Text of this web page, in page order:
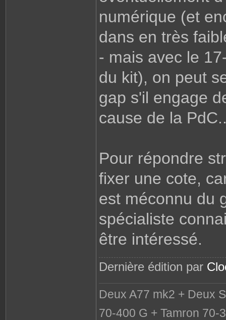
numérique (et
dans en très
- mais avec le
du kit), on peut
gap s'il engage
cause de la
Pour répondre
fixer une cote,
est méconnu du
spécialiste
être intéressé.
Dernière édition par
Deux A77 mk2 + Deux
70-400 G + Tamron 70-